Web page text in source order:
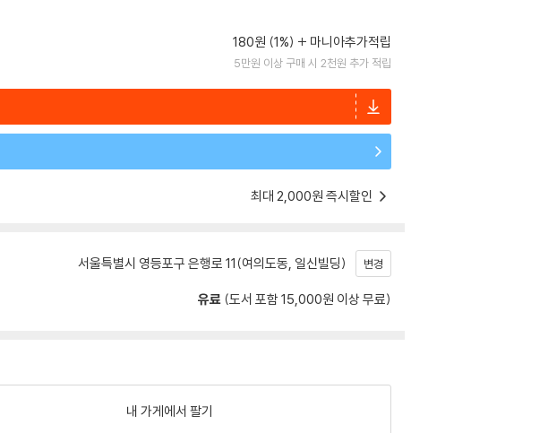
180원 (1%) 마니아추가적립
5만원 이상 구매 시 2천원 추가 적립
최대 2,000원 즉시할인
서울특별시 영등포구 은행로 11(여의도동, 일신빌딩) 변경
유료 (도서 포함 15,000원 이상 무료)
내 가게에서 팔기